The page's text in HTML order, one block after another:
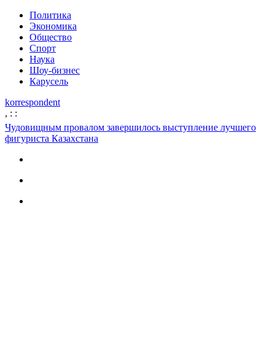
Политика
Экономика
Общество
Спорт
Наука
Шоу-бизнес
Карусель
korrespondent
, : :
Чудовищным провалом завершилось выступление лучшего
фигуриста Казахстана